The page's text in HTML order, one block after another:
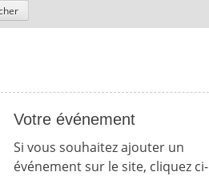
Votre événement
Si vous souhaitez ajouter un
événement sur le site, cliquez ci-